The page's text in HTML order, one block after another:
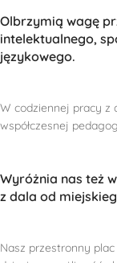
Olbrzymią wagę
intelektualnego,
językowego.
W codziennej pracy z
współczesnej
Wyróżnia nas też
z dala od
Nasz przestronny